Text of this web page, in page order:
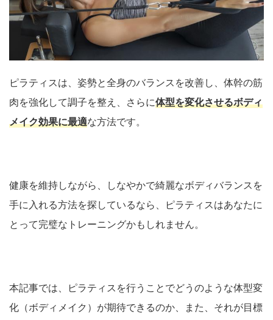
ピラティスは、姿勢と全身のバランスを改善し、体幹の筋
肉を強化して調子を整え、さらに体型を変化させるボディ
メイク効果に最適な方法です。
健康を維持しながら、しなやかで綺麗なボディバランスを
手に入れる方法を探しているなら、ピラティスはあなたに
とって完璧なトレーニングかもしれません。
本記事では、ピラティスを行うことでどうのような体型変
化（ボディメイク）が期待できるのか、また、それが目標